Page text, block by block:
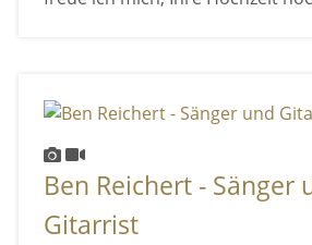
Ben Reichert - Sänger
Gitarrist